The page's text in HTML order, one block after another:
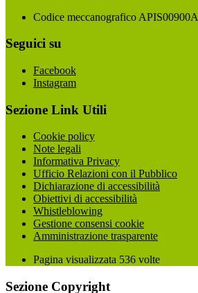
Codice meccanografico APIS00900A
Seguici su
Facebook
Instagram
Sezione Link Utili
Cookie policy
Note legali
Informativa Privacy
Ufficio Relazioni con il Pubblico
Dichiarazione di accessibilità
Obiettivi di accessibilità
Whistleblowing
Gestione consensi cookie
Amministrazione trasparente
Pagina visualizzata 536 volte
Sezione Copyright